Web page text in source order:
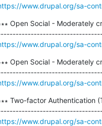
www.drupal.org/sa-
Open Social - Moderately
www.drupal.org/sa-
Open Social - Moderately
www.drupal.org/sa-
Two-factor Authentication
www.drupal.org/sa-